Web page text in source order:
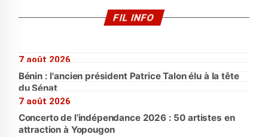
FIL INFO
7 août 2026
Bénin : l'ancien président Patrice Talon élu à la tête
du Sénat
7 août 2026
Concerto de l’indépendance 2026 : 50 artistes en
attraction à Yopougon